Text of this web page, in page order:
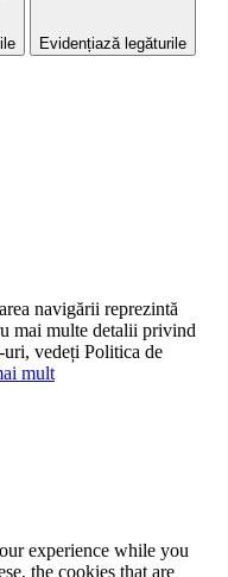
Evidențiază legăturile
navigării reprezintă
mai multe detalii privind
vedeți Politica de
mult
experience while you
the cookies that are